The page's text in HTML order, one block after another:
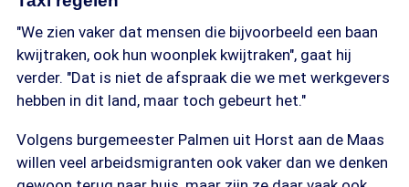
"We zien vaker dat mensen die bijvoorbeeld een baan
kwijtraken, ook hun woonplek kwijtraken", gaat hij
verder. "Dat is niet de afspraak die we met werkgevers
hebben in dit land, maar toch gebeurt het."
Volgens burgemeester Palmen uit Horst aan de Maas
willen veel arbeidsmigranten ook vaker dan we denken